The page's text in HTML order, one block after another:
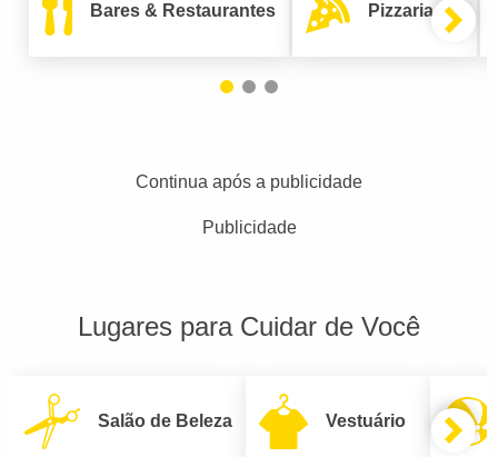
Bares & Restaurantes Pizzarias
Continua após a publicidade
Publicidade
Lugares para Cuidar de Você
Salão de Beleza Vestuário